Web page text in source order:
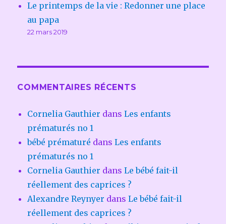
Le printemps de la vie : Redonner une place
au papa
22 mars 2019
COMMENTAIRES RÉCENTS
Cornelia Gauthier dansLes enfants
prématurés no 1
bébé prématuré dansLes enfants
prématurés no 1
Cornelia Gauthier dansLe bébé fait-il
réellement des caprices ?
Alexandre Reynyer dansLe bébé fait-il
réellement des caprices ?